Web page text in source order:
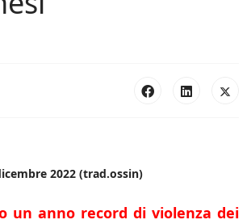
2022 (trad.ossin)
un anno record di violenza dei